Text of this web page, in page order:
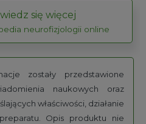
się więcej
neurofizjologii online
zostały przedstawione
naukowych oraz
właściwości, działanie
Opis produktu nie